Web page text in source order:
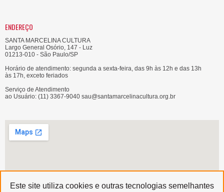
ENDEREÇO
SANTA MARCELINA CULTURA
Largo General Osório, 147 - Luz
01213-010 - São Paulo/SP
Horário de atendimento: segunda a sexta-feira, das 9h às 12h e das 13h
às 17h, exceto feriados
Serviço de Atendimento
ao Usuário: (11) 3367-9040 sau@santamarcelinacultura.org.br
Este site utiliza cookies e outras tecnologias semelhantes